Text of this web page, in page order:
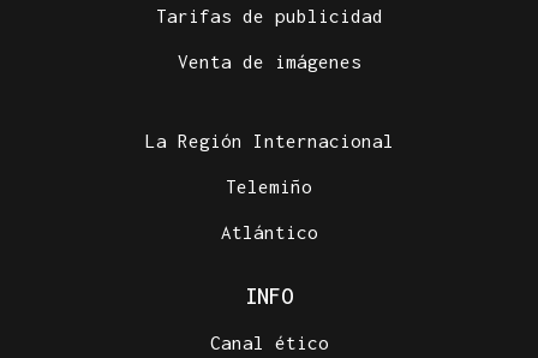
Tarifas de publicidad
Venta de imágenes
La Región Internacional
Telemiño
Atlántico
INFO
Canal ético